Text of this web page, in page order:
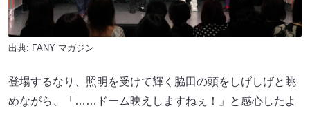
出典: FANY マガジン
登場するなり、照明を受けて輝く脇田の頭をしげしげと眺
めながら、「……ドーム映えしますねぇ！」と感心したよ